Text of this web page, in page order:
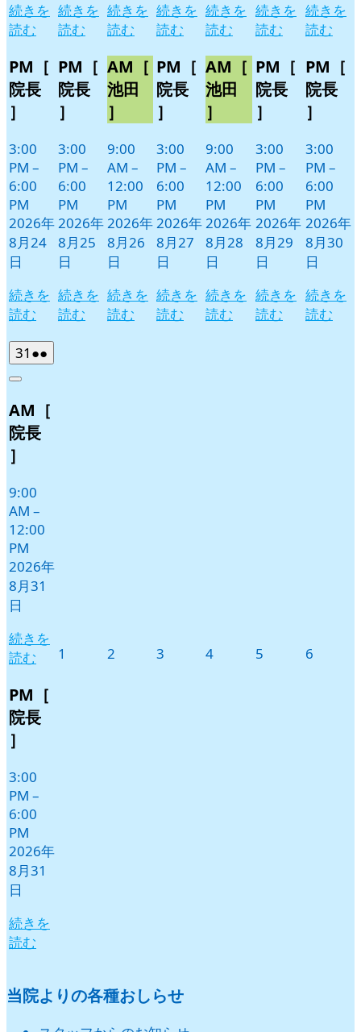
続きを
読む
PM［
院長
］
3:00
PM –
6:00
PM
2026年
8月24
日
続きを
読む
続きを
読む
PM［
院長
］
3:00
PM –
6:00
PM
2026年
8月25
日
続きを
読む
続きを
読む
AM［
池田
］
9:00
AM –
12:00
PM
2026年
8月26
日
続きを
読む
続きを
読む
PM［
院長
］
3:00
PM –
6:00
PM
2026年
8月27
日
続きを
読む
続きを
読む
AM［
池田
］
9:00
AM –
12:00
PM
2026年
8月28
日
続きを
読む
続きを
読む
PM［
院長
］
3:00
PM –
6:00
PM
2026年
8月29
日
続きを
読む
続きを
読む
PM［
院長
］
3:00
PM –
6:00
PM
2026年
8月30
日
続きを
読む
31 2026
年
月
31
日
●●
件
イ
Close
AM［
院長
］
9:00
AM –
12:00
PM
2026年
8月31
日
続きを
読む
PM［
院長
］
3:00
PM –
6:00
PM
2026年
8月31
日
続きを
読む
1 2 3 42026
5 6
当院よりの各種おしらせ